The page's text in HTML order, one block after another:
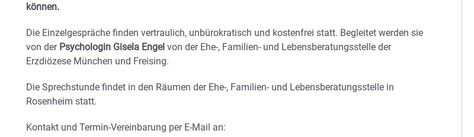
können.
Die Einzelgespräche finden vertraulich, unbürokratisch und kostenfrei statt. Begleitet werden sie
von derPsychologin Gisela Engel von der Ehe-, Familien- und Lebensberatungsstelle der
Erzdiözese München und Freising.
Die Sprechstunde findet in den Räumen der Ehe-, Familien- und Lebensberatungsstelle in
Rosenheim statt.
Kontakt und Termin-Vereinbarung per E-Mail an: